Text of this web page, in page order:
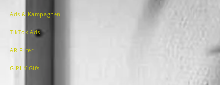
Ads & Kampagnen
TikTok Ads
AR Filter
GIPHY Gifs